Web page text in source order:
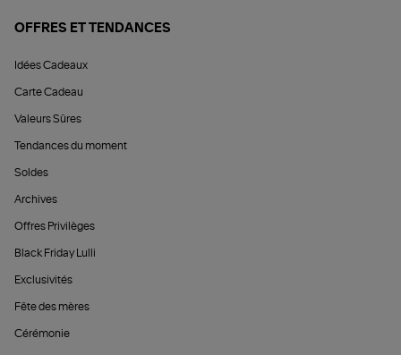
OFFRES ET TENDANCES
Idées Cadeaux
Carte Cadeau
Valeurs Sûres
Tendances du moment
Soldes
Archives
Offres Privilèges
Black Friday Lulli
Exclusivités
Fête des mères
Cérémonie